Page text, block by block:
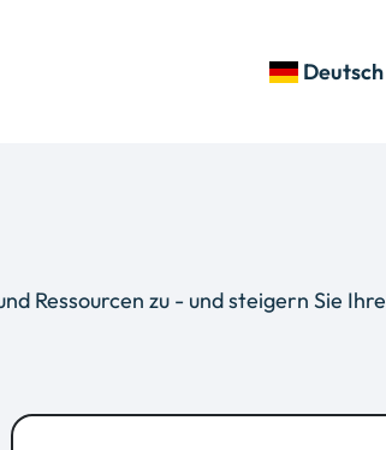
Deutsch
Ressourcen zu - und steigern Sie Ihre